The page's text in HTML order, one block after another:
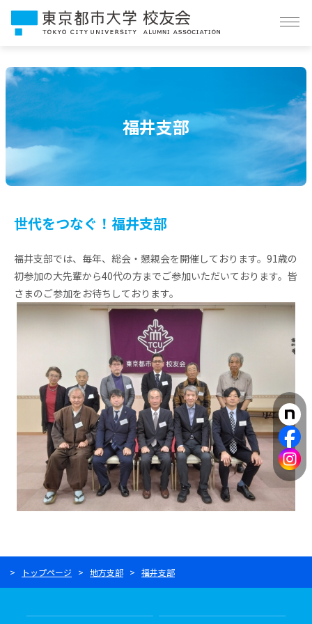
校友会とは
イベント情報
団体概要
支部・学科同窓会
お問い合わせ
福井支部
世代をつなぐ！福井支部
福井支部では、毎年、総会・懇親会を開催しております。91歳の
初参加の大先輩から40代の方までご参加いただいております。皆
さまのご参加をお待ちしております。
トップページ 地方支部 福井支部